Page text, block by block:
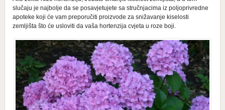
slučaju je najbolje da se posavjetujete sa stručnjacima iz poljoprivredne
apoteke koji će vam preporučiti proizvode za snižavanje kiselosti
zemljišta što će usloviti da vaša hortenzija cvjeta u roze boji.